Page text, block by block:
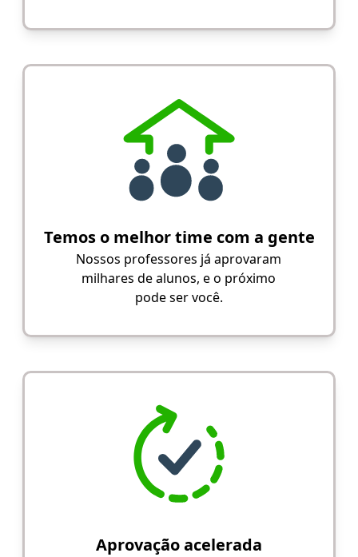
Temos o melhor time com a gente
Nossos professores já aprovaram
milhares de alunos, e o próximo
pode ser você.
Aprovação acelerada